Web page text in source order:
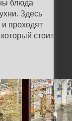
блюда
Здесь
проходят
стоит